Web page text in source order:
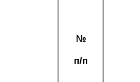
№
п/п